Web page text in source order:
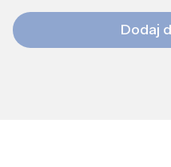
Dodaj